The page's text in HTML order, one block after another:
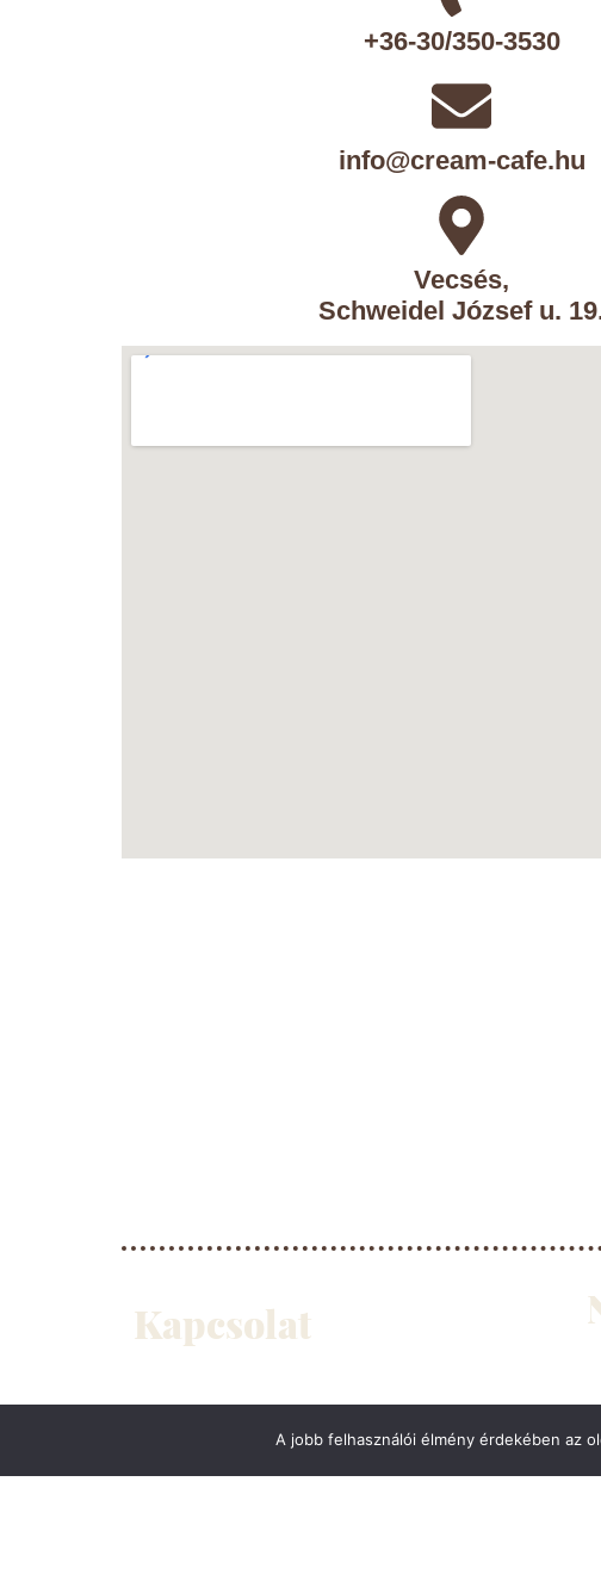
+36-30/350-3530
info@cream-cafe.hu
Vecsés,
Schweidel József u.
+36-30/900-8507 (üzletvezető)
info@cream-cafe.hu
2220 Vecsés, Schweidel József u. 19.
Kapcsolat
A jobb felhasználói élmény érdekében az